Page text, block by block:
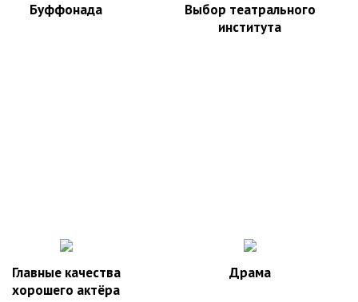
Буффонада
Выбор театрального
института
Главные качества
хорошего актёра
Драма